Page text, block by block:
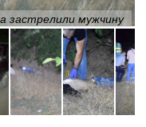
застрелили мужчину